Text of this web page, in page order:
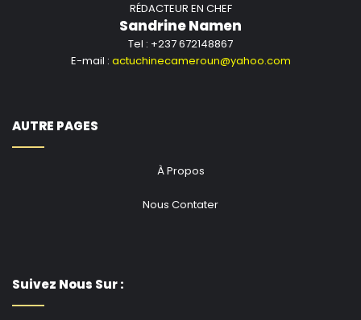
RÉDACTEUR EN CHEF
Sandrine Namen
Tel : +237 672148867
E-mail : actuchinecameroun@yahoo.com
AUTRE PAGES
À Propos
Nous Contater
Suivez Nous Sur :